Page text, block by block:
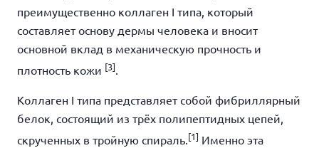
преимущественно коллаген I типа, который
составляет основу дермы человека и вносит
основной вклад в механическую прочность и
плотность кожи [3].
Коллаген I типа представляет собой фибриллярный
белок, состоящий из трёх полипептидных цепей,
скрученных в тройную спираль. [1] Именно эта